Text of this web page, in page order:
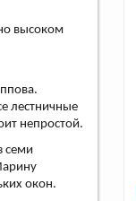
высоком
лестничные
непростой.
семи
окон.